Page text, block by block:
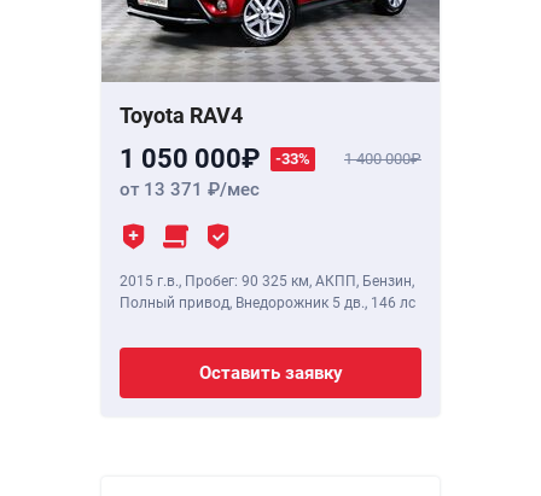
Toyota RAV4
1 050 000 -33% 1 400 000
от 13 371 /мес
2015 г.в., Пробег: 90 325 км, АКПП, Бензин,
Полный привод, Внедорожник 5 дв., 146 лс
Оставить заявку